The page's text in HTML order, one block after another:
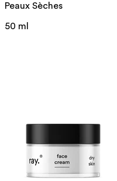
Peaux Sèches
50 ml